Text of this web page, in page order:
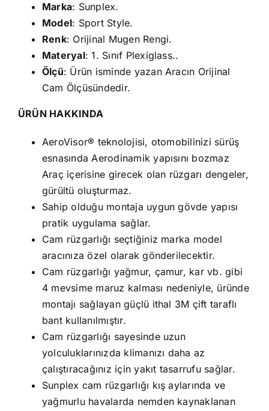
Marka: Sunplex.
Model: Sport Style.
Renk: Orijinal Mugen Rengi.
Materyal: 1. Sınıf Plexiglass..
Ölçü: Ürün isminde yazan Aracın Orijinal
Cam Ölçüsündedir.
ÜRÜN HAKKINDA
AeroVisor® teknolojisi, otomobilinizi sürüş
esnasında Aerodinamik yapısını bozmaz
Araç içerisine girecek olan rüzgarı dengeler,
gürültü oluşturmaz.
Sahip olduğu montaja uygun gövde yapısı
pratik uygulama sağlar.
Cam rüzgarlığı seçtiğiniz marka model
aracınıza özel olarak gönderilecektir.
Cam rüzgarlığı yağmur, çamur, kar vb. gibi
4 mevsime maruz kalması nedeniyle, üründe
montajı sağlayan güçlü ithal 3M çift taraflı
bant kullanılmıştır.
Cam rüzgarlığı sayesinde uzun
yolculuklarınızda klimanızı daha az
çalıştıracağınız için yakıt tasarrufu sağlar.
Sunplex cam rüzgarlığı kış aylarında ve
yağmurlu havalarda nemden kaynaklanan